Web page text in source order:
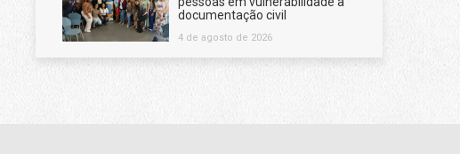
documentação civil
4 de agosto de 2026